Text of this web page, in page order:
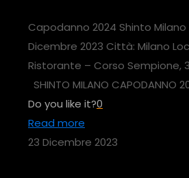
Capodanno 2024 Shinto Milano
Dicembre 2023 Città: Milano
Ristorante – Corso Sempione,
SHINTO MILANO CAPODANNO
Do you like it?0
Read more
23 Dicembre 2023